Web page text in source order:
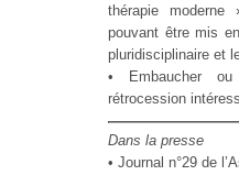
thérapie
pouvant être mis
pluridisciplinaire et
• Embaucher
rétrocession
Dans la presse
• Journal n°29 de